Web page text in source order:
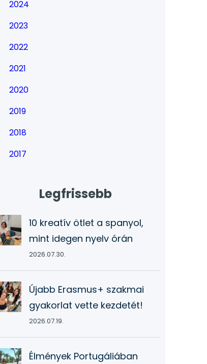
2024
2023
2022
2021
2020
2019
2018
2017
Legfrissebb
10 kreatív ötlet a spanyol,
mint idegen nyelv órán
2026.07.30.
Újabb Erasmus+ szakmai
gyakorlat vette kezdetét!
2026.07.19.
Élmények Portugáliában